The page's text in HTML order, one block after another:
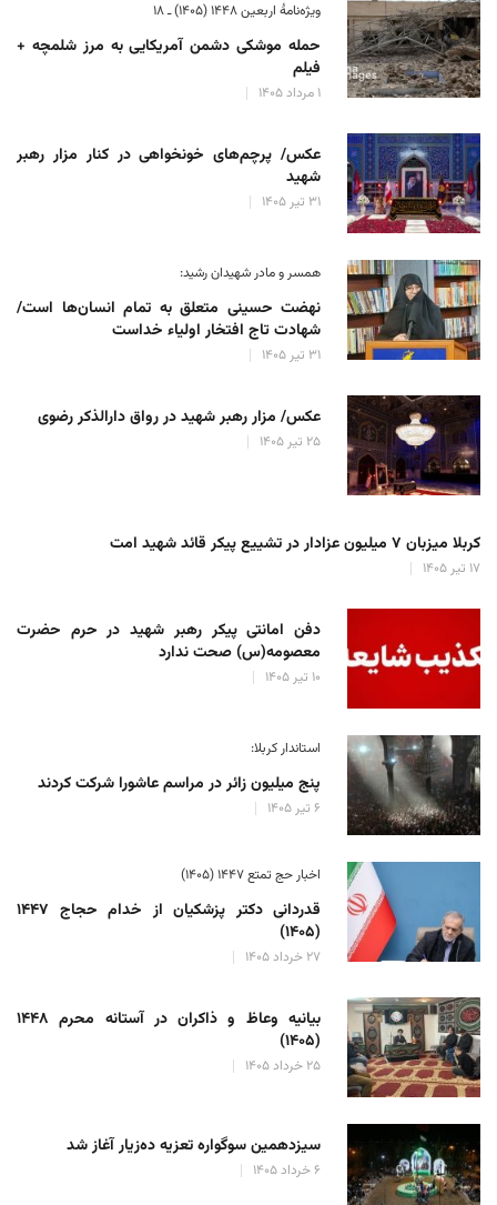
ویژه‌نامهٔ اربعین ۱۴۴۸ (۱۴۰۵) ـ ۱۸
حمله موشکی دشمن آمریکایی به مرز شلمچه +
فیلم
۱ مرداد ۱۴۰۵
عکس/ پرچم‌های خونخواهی در کنار مزار رهبر
شهید
۳۱ تیر ۱۴۰۵
همسر و مادر شهیدان رشید:
نهضت حسینی متعلق به تمام انسان‌ها است/
شهادت تاج افتخار اولیاء خداست
۳۱ تیر ۱۴۰۵
عکس/ مزار رهبر شهید در رواق دارالذکر رضوی
۲۵ تیر ۱۴۰۵
کربلا میزبان ۷ میلیون عزادار در تشییع پیکر قائد شهید امت
۱۷ تیر ۱۴۰۵
دفن امانتی پیکر رهبر شهید در حرم حضرت
معصومه(س) صحت ندارد
۱۰ تیر ۱۴۰۵
استاندار کربلا:
پنج میلیون زائر در مراسم عاشورا شرکت کردند
۶ تیر ۱۴۰۵
اخبار حج تمتع ۱۴۴۷ (۱۴۰۵)
قدردانی دکتر پزشکیان از خدام حجاج ۱۴۴۷
(۱۴۰۵)
۲۷ خرداد ۱۴۰۵
بیانیه وعاظ و ذاکران در آستانه محرم ۱۴۴۸
(۱۴۰۵)
۲۵ خرداد ۱۴۰۵
سیزدهمین سوگواره تعزیه ده‌زیار آغاز شد
۶ خرداد ۱۴۰۵